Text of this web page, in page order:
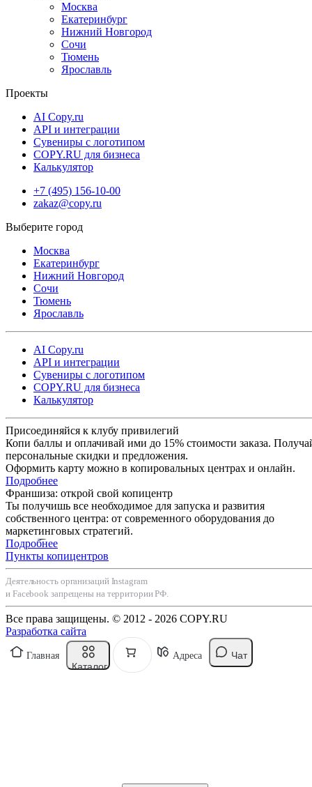
Москва
Екатеринбург
Нижний Новгород
Сочи
Тюмень
Ярославль
Проекты
AI Copy.ru
API и интеграции
Сувениры с логотипом
COPY.RU для бизнеса
Калькулятор
+7 (495) 156-10-00
zakaz@copy.ru
Москва
Екатеринбург
Нижний Новгород
Сочи
Тюмень
Ярославль
AI Copy.ru
API и интеграции
Сувениры с логотипом
COPY.RU для бизнеса
Калькулятор
Присоединяйся к клубу привилегий
Копи баллы и оплачивай ими до 15% стоимости заказа.
персональные скидки и предложения.
Оформить карту можно в копировальных центрах и онлайн.
Подробнее
Франшиза: открой свой копицентр
Ты получишь все необходимое для запуска и развития
собственного центра: от современного оборудования до
маркетинговых стратегий.
Подробнее
Пункты копицентров
Деятельность организаций Instagram
и Facebook запрещены на территории РФ.
Все права защищены. © 2012 - 2026 COPY.RU
Разработка сайта
Главная
Каталог
Адреса Чат